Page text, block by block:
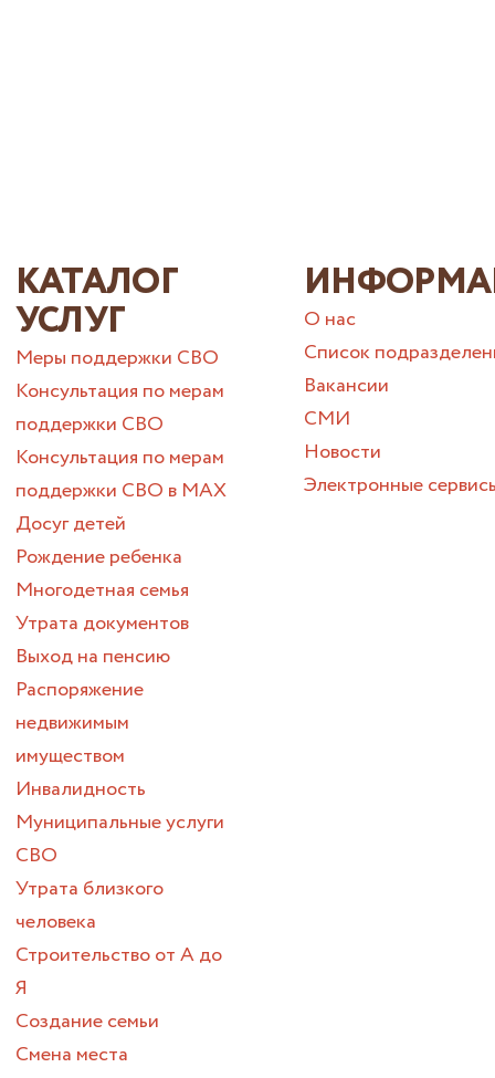
КАТАЛОГ
УСЛУГ
Меры поддержки СВО
Консультация по мерам
поддержки СВО
Консультация по мерам
поддержки СВО в МАХ
Досуг детей
Рождение ребенка
Многодетная семья
Утрата документов
Выход на пенсию
Распоряжение
недвижимым
имуществом
Инвалидность
Муниципальные услуги
СВО
Утрата близкого
человека
Строительство от А до
Я
Создание семьи
Смена места
О нас
Список
Вакансии
СМИ
Новости
Электронные